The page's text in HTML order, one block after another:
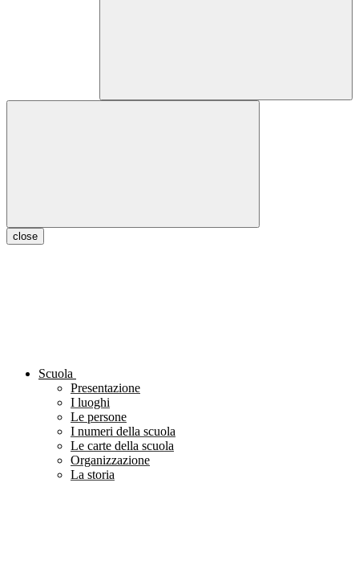
close
Scuola
Presentazione
I luoghi
Le persone
I numeri della scuola
Le carte della scuola
Organizzazione
La storia